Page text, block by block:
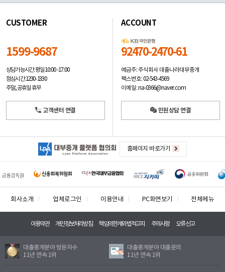
CUSTOMER
1599-9687
상담가능시간: 평일10:00 -17:00
점심시간: 12:30 - 13:30
주말, 공휴일 휴무
고객센터 연결
ACCOUNT
92470-2470-61
예금주: 주식회사 대출나라대부중개
팩스번호: 02-543-4569
이메일: na-0366@naver.com
민원상담 연결
홈페이지 바로가기
회사소개 업체로그인 이용안내 PC화면보기 전체메뉴
이용약관 개인정보처리방침 책임의한계와법적고지 주의사항 오류신고
대출중개분야 방문자수
11년 연속 1위
대출중개분야 대출문의
11년 연속 1위